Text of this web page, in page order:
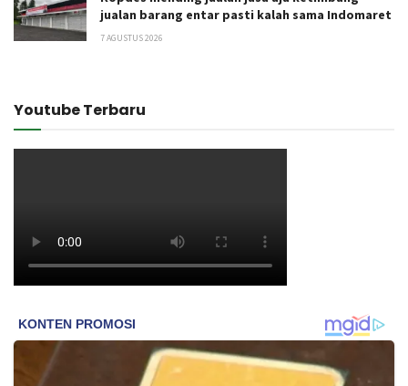
jualan barang entar pasti kalah sama Indomaret
7 AGUSTUS 2026
Youtube Terbaru